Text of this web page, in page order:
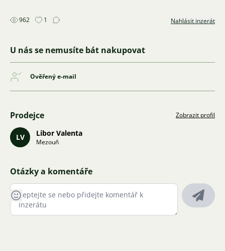
962 1 Nahlásit inzerát
U nás se nemusíte bát nakupovat
Ověřený e-mail
Prodejce Zobrazit profil
LV Libor Valenta
Mezouň
Otázky a komentáře